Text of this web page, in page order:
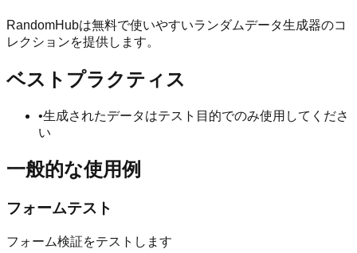
RandomHubは無料で使いやすいランダムデータ生成器のコ
レクションを提供します。
ベストプラクティス
•生成されたデータはテスト目的でのみ使用してくださ
い
一般的な使用例
フォームテスト
フォーム検証をテストします